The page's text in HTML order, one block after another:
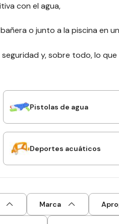
con el agua,
o junto a la piscina en
y, sobre todo, lo
Pistolas de agua
Deportes acuáticos
Marca